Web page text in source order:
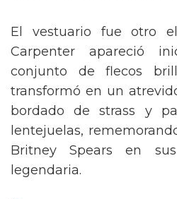
El vestuario fue otro
Carpenter apareció
conjunto de flecos
transformó en un
bordado de strass y
lentejuelas,
Britney Spears en
legendaria.